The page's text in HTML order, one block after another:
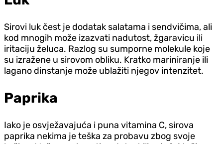
Sirovi luk čest je dodatak salatama i sendvičima, ali
kod mnogih može izazvati nadutost, žgaravicu ili
iritaciju želuca. Razlog su sumporne molekule koje
su izražene u sirovom obliku. Kratko mariniranje ili
lagano dinstanje može ublažiti njegov intenzitet.
Paprika
Iako je osvježavajuća i puna vitamina C, sirova
paprika nekima je teška za probavu zbog svoje